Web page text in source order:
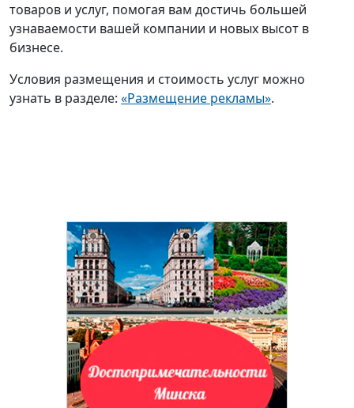
товаров и услуг, помогая вам достичь большей
узнаваемости вашей компании и новых высот в
бизнесе.
Условия размещения и стоимость услуг можно
узнать в разделе: «Размещение рекламы».